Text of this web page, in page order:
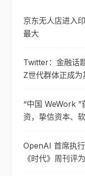
京东无人店进入
最大
Twitter：金融话
Z世代群体正成
“中国 WeWork
资，挚信资本、
OpenAI 首席执
《时代》周刊评